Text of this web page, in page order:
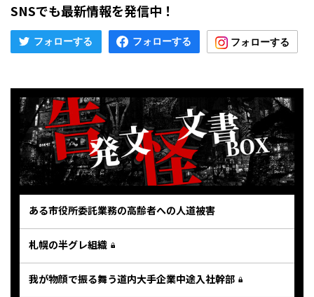
SNSでも最新情報を発信中！
ある市役所委託業務の高齢者への人道被害
札幌の半グレ組織
我が物顔で振る舞う道内大手企業中途入社幹部